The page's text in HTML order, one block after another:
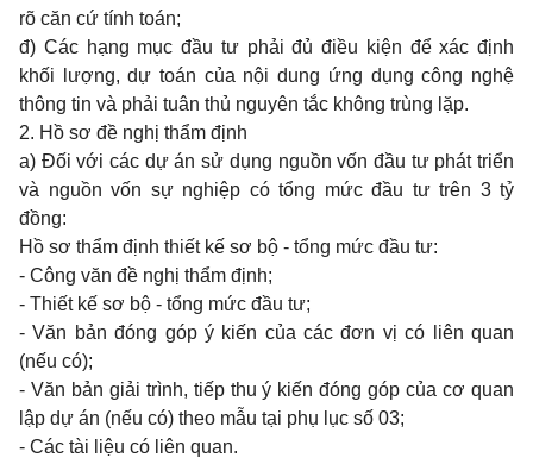
rõ căn cứ tính toán;
đ) Các hạng mục đầu tư phải đủ điều kiện để xác định
khối lượng, dự toán của nội dung ứng dụng công nghệ
thông tin và phải tuân thủ nguyên tắc không trùng lặp.
2. Hồ sơ đề nghị thẩm định
a) Đối với các dự án sử dụng nguồn vốn đầu tư phát triển
và nguồn vốn sự nghiệp có tổng mức đầu tư trên 3 tỷ
đồng:
Hồ sơ thẩm định thiết kế sơ bộ - tổng mức đầu tư:
- Công văn đề nghị thẩm định;
- Thiết kế sơ bộ - tổng mức đầu tư;
- Văn bản đóng góp ý kiến của các đơn vị có liên quan
(nếu có);
- Văn bản giải trình, tiếp thu ý kiến đóng góp của cơ quan
lập dự án (nếu có) theo mẫu tại phụ lục số 03;
- Các tài liệu có liên quan.